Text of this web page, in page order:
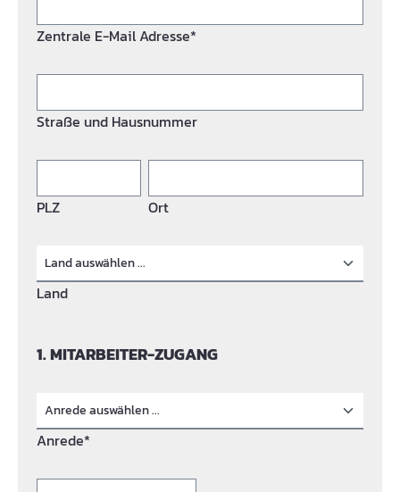
Zentrale E-Mail Adresse*
Straße und Hausnummer
PLZ Ort
Land
1. MITARBEITER-ZUGANG
Anrede*